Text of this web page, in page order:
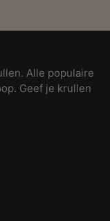
Alle populaire
Geef je krullen